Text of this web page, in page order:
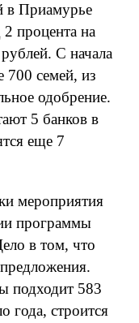
в Приамурье
процента на
С начала
700 семей, из
одобрение.
5 банков в
еще 7
мероприятия
программы
в том, что
подходит 583
года, строится